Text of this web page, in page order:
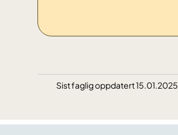
Sist faglig oppdatert 15.01.2025